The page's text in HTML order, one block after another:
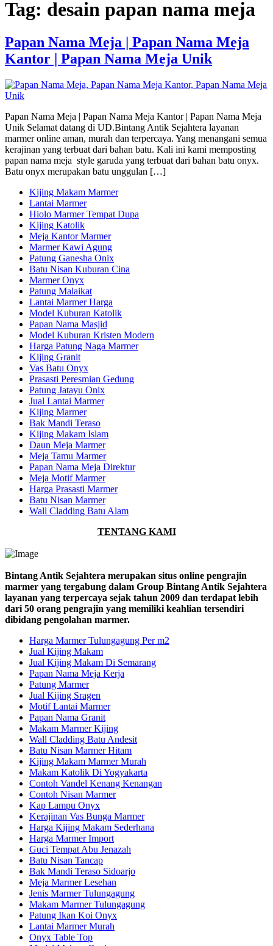
Tag: desain papan nama meja
Papan Nama Meja | Papan Nama Meja
Kantor | Papan Nama Meja Unik
Papan Nama Meja | Papan Nama Meja Kantor | Papan Nama Meja
Unik Selamat datang di UD.Bintang Antik Sejahtera layanan
marmer online aman, murah dan terpercaya. Yang menangani semua
kerajinan yang terbuat dari bahan batu. Kali ini kami memposting
papan nama meja style garuda yang terbuat dari bahan batu onyx.
Batu onyx merupakan batu unggulan […]
Kijing Makam Marmer
Lantai Marmer
Hiolo Marmer Tempat Dupa
Kijing Katolik
Meja Kantor Marmer
Marmer Kawi Agung
Patung Ganesha Onix
Batu Nisan Kuburan Cina
Marmer Onyx
Patung Malaikat
Lantai Marmer Harga
Model Kuburan Katolik
Papan Nama Masjid
Model Kuburan Kristen Modern
Harga Patung Naga Marmer
Kijing Granit
Vas Batu Onyx
Prasasti Peresmian Gedung
Patung Jatayu Onix
Jual Lantai Marmer
Kijing Marmer
Bak Mandi Teraso
Kijing Makam Islam
Daun Meja Marmer
Meja Tamu Marmer
Papan Nama Meja Direktur
Meja Motif Marmer
Harga Prasasti Marmer
Batu Nisan Marmer
Wall Cladding Batu Alam
TENTANG KAMI
Bintang Antik Sejahtera merupakan situs online pengrajin
marmer yang tergabung dalam Group Bintang Antik Sejahtera
layanan yang terpercaya sejak tahun 2009 dan terdapat lebih
dari 50 orang pengrajin yang memiliki keahlian tersendiri
dibidang pengolahan marmer.
Harga Marmer Tulungagung Per m2
Jual Kijing Makam
Jual Kijing Makam Di Semarang
Papan Nama Meja Kerja
Patung Marmer
Jual Kijing Sragen
Motif Lantai Marmer
Papan Nama Granit
Makam Marmer Kijing
Wall Cladding Batu Andesit
Batu Nisan Marmer Hitam
Kijing Makam Marmer Murah
Makam Katolik Di Yogyakarta
Contoh Vandel Kenang Kenangan
Contoh Nisan Marmer
Kap Lampu Onyx
Kerajinan Vas Bunga Marmer
Harga Kijing Makam Sederhana
Harga Marmer Import
Guci Tempat Abu Jenazah
Batu Nisan Tancap
Bak Mandi Teraso Sidoarjo
Meja Marmer Lesehan
Jenis Marmer Tulungagung
Makam Marmer Tulungagung
Patung Ikan Koi Onyx
Lantai Marmer Murah
Onyx Table Top